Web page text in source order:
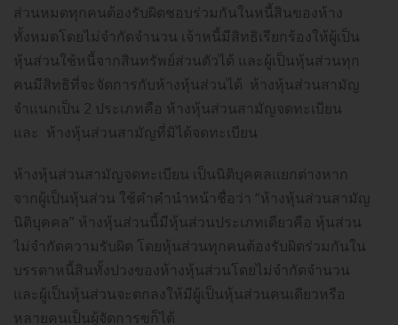
ส่วนหมดทุกคนต้องรับผิดชอบร่วมกันในหนี้สินของห้าง
ทั้งหมดโดยไม่จำกัดจำนวน เจ้าหนี้มีสิทธิเรียกร้องให้ผู้เป็น
หุ้นส่วนใช้หนี้จากสินทรัพย์ส่วนตัวได้ และผู้เป็นหุ้นส่วนทุก
คนมีสิทธิที่จะจัดการกับห้างหุ้นส่วนได้ ห้างหุ้นส่วนสามัญ
จำแนกเป็น 2 ประเภทคือ ห้างหุ้นส่วนสามัญจดทะเบียน
และ ห้างหุ้นส่วนสามัญที่มิได้จดทะเบียน
ห้างหุ้นส่วนสามัญจดทะเบียน เป็นนิติบุคคลแยกต่างหาก
จากผู้เป็นหุ้นส่วน ใช้คำคำนำหน้าชื่อว่า “ห้างหุ้นส่วนสามัญ
นิติบุคคล” ห้างหุ้นส่วนนี้มีหุ้นส่วนประเภทเดียวคือ หุ้นส่วน
ไม่จำกัดความรับผิด โดยหุ้นส่วนทุกคนต้องรับผิดร่วมกันใน
บรรดาหนี้สินทั้งปวงของห้างหุ้นส่วนโดยไม่จำกัดจำนวน
และผู้เป็นหุ้นส่วนจะตกลงให้มีผู้เป็นหุ้นส่วนคนเดียวหรือ
หลายคนเป็นผู้จัดการขก็ได้